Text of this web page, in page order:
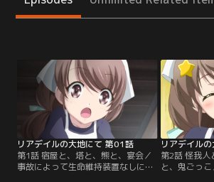
リアデイルの大地にて 第01話
第1話 宿屋と、塔と、熊と、宴会／
事故によって生命維持装置なしには
リアデイル
第2話 怪我人
と、鬼ごっ